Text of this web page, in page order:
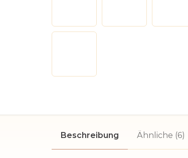
Beschreibung Ähnliche (6)